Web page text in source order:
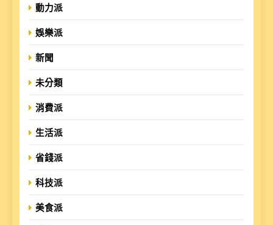
動力派
娛樂派
新聞
未分類
消費派
生活派
省錢派
科技派
美食派